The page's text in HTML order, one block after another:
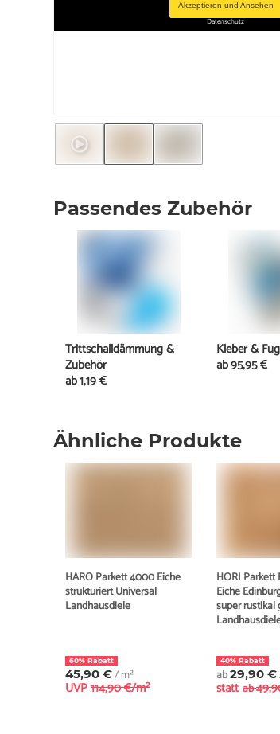
Akzeptieren und Ansehen
Datenschutz
Ähnliche Produkte
HARO Parkett 4000 Eiche
strukturiert Universal
Landhausdiele
60% Rabatt
45,90 €/ m²
UVP 114,90 €/m²
HORI Parkett
Eiche
super rustikal
40% Rabatt
ab29,90 €
statt ab
Passendes Zubehör
Trittschalldämmung &
Zubehör
ab1,19 €
Kleber &
ab95,95 €